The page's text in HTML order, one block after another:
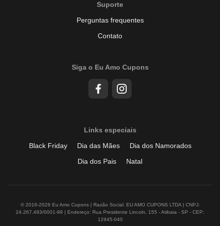
Suporte
Perguntas frequentes
Contato
Siga o Eu Amo Cupons
Links especiais
Black Friday
Dia das Mães
Dia dos Namorados
Dia dos Pais
Natal
© 2016-2026 Eu Amo Cupons | Razão Social: EU AMO CUPONS LTDA | CNPJ:
24.267.493/0001-99 | Endereço: Rua Presidente Lincoln, 155 - Atibaia - SP - CEP:
12945-040